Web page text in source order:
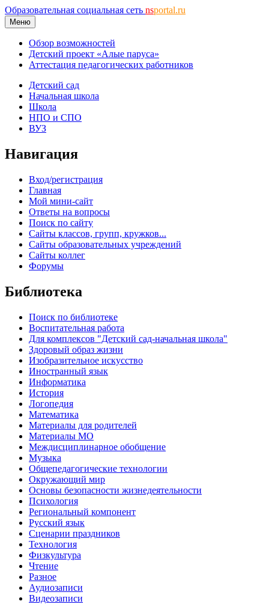
Образовательная социальная сеть nsportal.ru
Меню
Обзор возможностей
Детский проект «Алые паруса»
Аттестация педагогических работников
Детский сад
Начальная школа
Школа
НПО и СПО
ВУЗ
Навигация
Вход/регистрация
Главная
Мой мини-сайт
Ответы на вопросы
Поиск по сайту
Сайты классов, групп, кружков...
Сайты образовательных учреждений
Сайты коллег
Форумы
Библиотека
Поиск по библиотеке
Воспитательная работа
Для комплексов "Детский сад-начальная школа"
Здоровый образ жизни
Изобразительное искусство
Иностранный язык
Информатика
История
Логопедия
Математика
Материалы для родителей
Материалы МО
Междисциплинарное обобщение
Музыка
Общепедагогические технологии
Окружающий мир
Основы безопасности жизнедеятельности
Психология
Региональный компонент
Русский язык
Сценарии праздников
Технология
Физкультура
Чтение
Разное
Аудиозаписи
Видеозаписи